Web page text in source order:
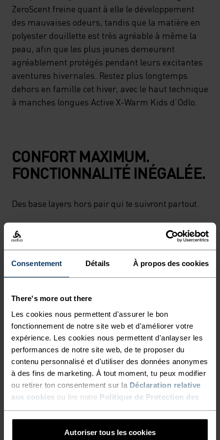
Consentement Détails À propos des cookies
There's more out there
Les cookies nous permettent d'assurer le bon
fonctionnement de notre site web et d'améliorer votre
expérience. Les cookies nous permettent d'anlayser les
performances de notre site web, de te proposer du
contenu personnalisé et d'utiliser des données anonymes
à des fins de marketing. À tout moment, tu peux modifier
ou retirer ton consentement sur la Déclaration relative
aux cookies ou lire notre Politique de Protection des
Autoriser tous les cookies
ÉVACUATION DE L’HUMIDITÉ.
IL MAINTIENT VOS ENFANTS
DURABLEMENT AU CHAUD ET
AU SEC LORSQUE LA
TEMPÉRATURE CHUTE. LA
TECHNOLOGIE ODLO
ZEROSCENT FREINE QUANT À
DES MAUVAISES ODEURS,
TANDIS QUE LA MATIÈRE EN
POLYESTER DOUILLETTE EST
TRÈS AGRÉABLE À MÊME LA
PEAU, AFIN QUE LES PLUS
JEUNES DEMEURENT
AGRÉABLEMENT PROTÉGÉS
PENDANT LEURS
EXCITANTES AVENTURES
HIVERNALES. RESTEZ PLUS
LONGTEMPS DEHORS EN
FAMILLE CET HIVER, AVEC LE
HAUT TECHNIQUE À
MANCHES LONGUES ACTIVE
X-WARM KIDS D’ODLO.
ZeroScent freine quant à elle le développement
des mauvaises odeurs, tandis que la matière en
polyester douillette est très agréable à même la
peau, afin que les plus jeunes demeurent
agréablement protégés pendant leurs excitantes
aventures hivernales. Restez plus longtemps
dehors en famille cet hiver, avec le haut technique
à manches longues Active X-Warm Kids d’Odlo.
CONFORT MAXIMUM.
FONCTIONNALITÉ INÉGALÉE.
Des base layers hors pair qui te suivront partout.
TYPE D’ACTIVITÉ
ACTIVITÉS À INTENSITÉ MODÉRÉE
Ski et snow
CARACTÉRISTIQUES DU TISSU
SYNTHÉTIQUE
MERINO
Synthétique - sensation seconde peau - extensible,
exceptionnellement léger, excellent transfert d'humidité,
aide à réguler la température Synthétique - sensation
seconde peau - extensible, exceptionnellement léger,
excellent transfert d'humidité, aide à réguler la